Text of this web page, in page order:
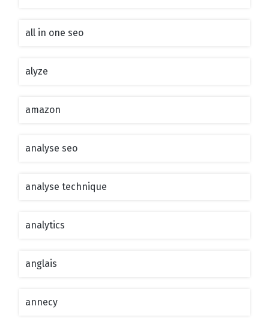
all in one seo
alyze
amazon
analyse seo
analyse technique
analytics
anglais
annecy